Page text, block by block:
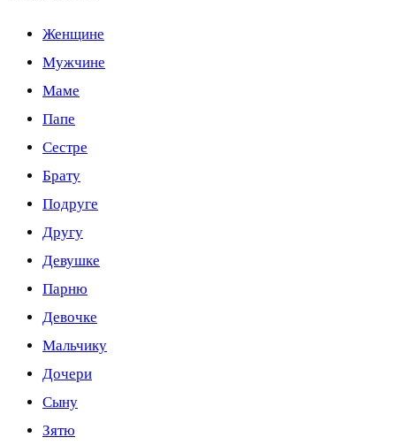
Женщине
Мужчине
Маме
Папе
Сестре
Брату
Подруге
Другу
Девушке
Парню
Девочке
Мальчику
Дочери
Сыну
Зятю